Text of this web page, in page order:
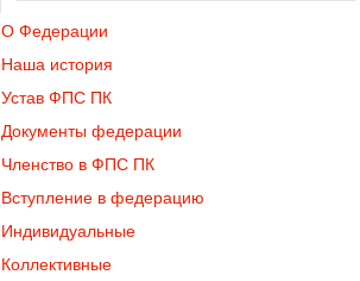
О Федерации
Наша история
Устав ФПС ПК
Документы федерации
Членство в ФПС ПК
Вступление в федерацию
Индивидуальные
Коллективные